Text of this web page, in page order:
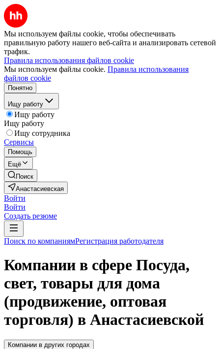
Мы используем файлы cookie, чтобы обеспечивать
правильную работу нашего веб-сайта и анализировать сетевой
трафик.
Правила использования файлов cookie
Мы используем файлы cookie. Правила использования
файлов cookie
Понятно
Ищу работу
Ищу работу
Ищу работу
Ищу сотрудника
Сервисы
Помощь
Ещё
Поиск
Анастасиевская
Войти
Войти
Создать резюме
Поиск по компаниямРегистрация работодателя
Компании в сфере Посуда,
свет, товары для дома
(продвижение, оптовая
торговля) в Анастасиевской
Компании в других городах